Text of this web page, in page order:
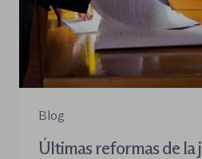
Blog
Últimas reformas de la